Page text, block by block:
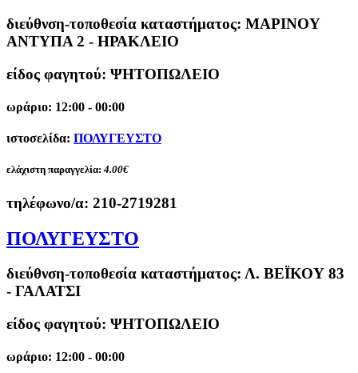
διεύθνση-τοποθεσία καταστήματος: ΜΑΡΙΝΟΥ
ΑΝΤΥΠΑ 2 - ΗΡΑΚΛΕΙΟ
είδος φαγητού: ΨΗΤΟΠΩΛΕΙΟ
ωράριο: 12:00 - 00:00
ιστοσελίδα: ΠΟΛΥΓΕΥΣΤΟ
ελάχιστη παραγγελία: 4.00€
τηλέφωνο/α: 210-2719281
ΠΟΛΥΓΕΥΣΤΟ
διεύθνση-τοποθεσία καταστήματος: Λ. ΒΕΪΚΟΥ 83
- ΓΑΛΑΤΣΙ
είδος φαγητού: ΨΗΤΟΠΩΛΕΙΟ
ωράριο: 12:00 - 00:00